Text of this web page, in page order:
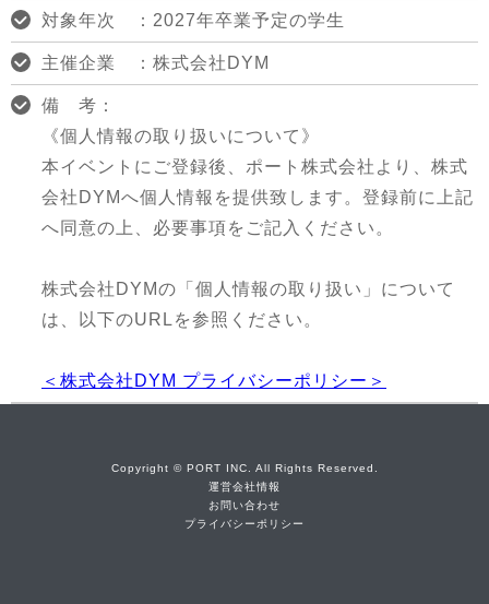
対象年次 ：2027年卒業予定の学生
主催企業 ：株式会社DYM
備 考：
《個人情報の取り扱いについて》
本イベントにご登録後、ポート株式会社より、株式
会社DYMへ個人情報を提供致します。登録前に上記
へ同意の上、必要事項をご記入ください。
株式会社DYMの「個人情報の取り扱い」について
は、以下のURLを参照ください。
＜株式会社DYM プライバシーポリシー＞
Copyright © PORT INC. All Rights Reserved.
運営会社情報
お問い合わせ
プライバシーポリシー